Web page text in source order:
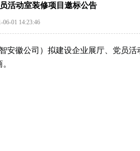
活动室装修项目邀标公告
01 14:23:46
安徽公司）拟建设企业展厅、党员活
。